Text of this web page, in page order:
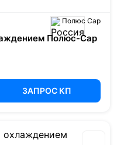
Полюс Сар
Полюс-Сар
ЗАПРОС КП